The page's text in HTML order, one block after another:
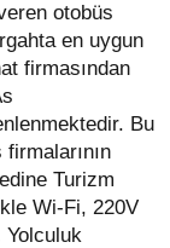
en uygun
firmasından
Bu
Turizm
Wi-Fi, 220V
Yolculuk